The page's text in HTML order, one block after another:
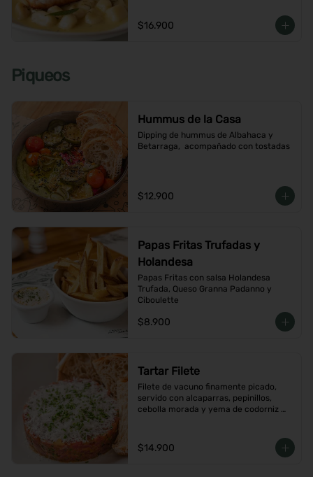
$16.900
Piqueos
Hummus de la Casa
Dipping de hummus de Albahaca y
Betarraga,  acompañado con tostadas
$12.900
Papas Fritas Trufadas y
Holandesa
Papas Fritas con salsa Holandesa
Trufada, Queso Granna Padanno y
Ciboulette
$8.900
Tartar Filete
Filete de vacuno finamente picado,
servido con alcaparras, pepinillos,
cebolla morada y yema de codorniz
$14.900